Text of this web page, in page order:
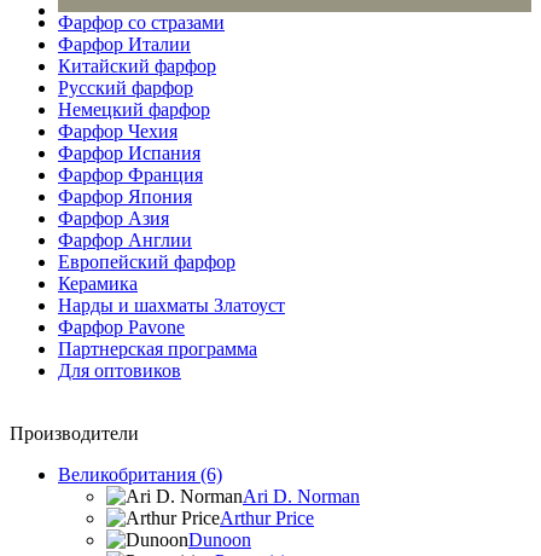
Фарфор со стразами
Фарфор Италии
Китайский фарфор
Русский фарфор
Немецкий фарфор
Фарфор Чехия
Фарфор Испания
Фарфор Франция
Фарфор Япония
Фарфор Азия
Фарфор Англии
Европейский фарфор
Керамика
Нарды и шахматы Златоуст
Фарфор Pavone
Партнерская программа
Для оптовиков
Производители
Великобритания (6)
Ari D. Norman
Arthur Price
Dunoon